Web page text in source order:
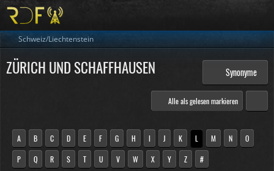
Schweiz/Liechtenstein
ZÜRICH UND SCHAFFHAUSEN Synonyme
Alle als gelesen markieren
A B C D E F G H I J K L M N
O
P
Q R S T U V W X Y Z #